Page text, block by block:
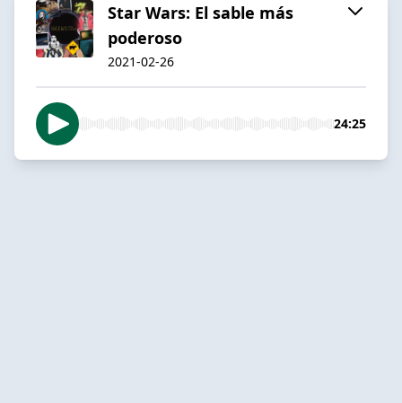
Star Wars: El sable más
poderoso
2021-02-26
24:25